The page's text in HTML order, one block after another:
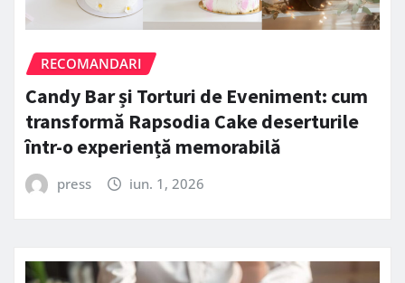
RECOMANDARI
Candy Bar și Torturi de Eveniment: cum
transformă Rapsodia Cake deserturile
într-o experiență memorabilă
press iun. 1, 2026